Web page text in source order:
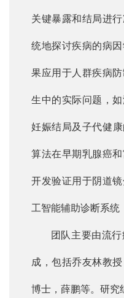
关键暴露和结局进
统地探讨疾病的病
果应用于人群疾病
生中的实际问题，
妊娠结局及子代健
算法在早期乳腺癌和
开发验证用于阴道
工智能辅助诊断系统
团队主要由流行
成，包括乔友林教
博士，薛鹏等。研究